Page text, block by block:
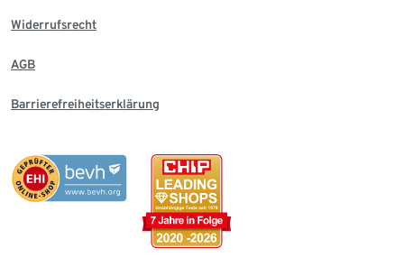
Widerrufsrecht
AGB
Barrierefreiheitserklärung